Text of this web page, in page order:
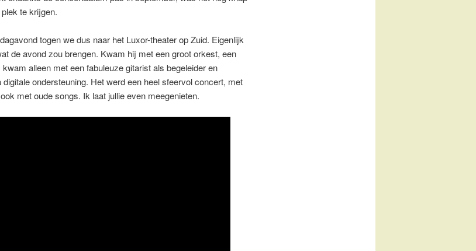
te krijgen.
togen we dus naar het Luxor-theater op Zuid. Eigenlijk
de avond zou brengen. Kwam hij met een groot orkest, een
alleen met een fabuleuze gitarist als begeleider en
ondersteuning. Het werd een heel sfeervol concert, met
met oude songs. Ik laat jullie even meegenieten.